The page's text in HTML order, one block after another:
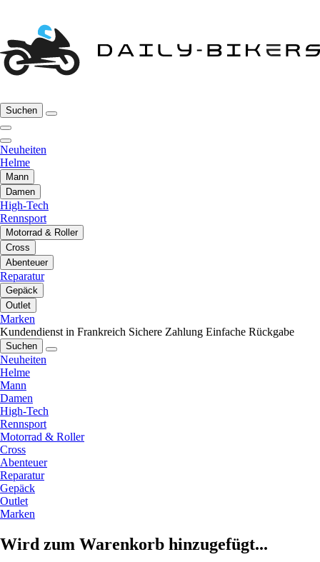
Suchen
Neuheiten
Helme
Mann
Damen
High-Tech
Rennsport
Motorrad & Roller
Cross
Abenteuer
Reparatur
Gepäck
Outlet
Marken
Kundendienst in Frankreich Sichere Zahlung Einfache Rückgabe
Suchen
Neuheiten
Helme
Mann
Damen
High-Tech
Rennsport
Motorrad & Roller
Cross
Abenteuer
Reparatur
Gepäck
Outlet
Marken
Wird zum Warenkorb hinzugefügt...